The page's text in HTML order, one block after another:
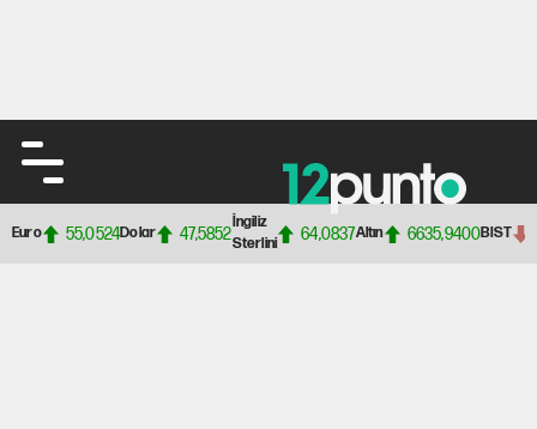
Euro 55,0524Dolar 47,5852
İngiliz
Sterlini
64,0837Altın 6635,9400BIST